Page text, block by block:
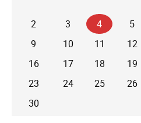
2
3 4 5
9
10 11 12
16
17 18 19
23
24 25 26
30